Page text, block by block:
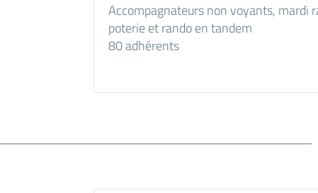
Accompagnateurs non voyants, mardi
poterie et rando en tandem
80 adhérents